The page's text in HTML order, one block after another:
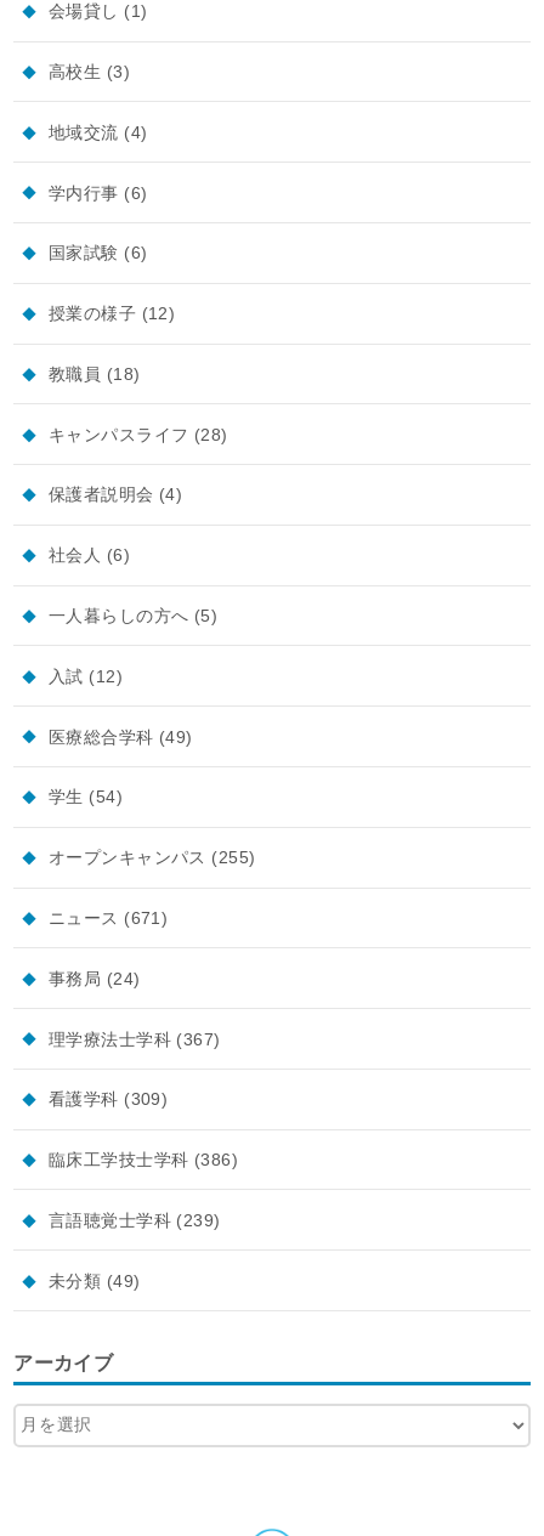
会場貸し (1)
高校生 (3)
地域交流 (4)
学内行事 (6)
国家試験 (6)
授業の様子 (12)
教職員 (18)
キャンパスライフ (28)
保護者説明会 (4)
社会人 (6)
一人暮らしの方へ (5)
入試 (12)
医療総合学科 (49)
学生 (54)
オープンキャンパス (255)
ニュース (671)
事務局 (24)
理学療法士学科 (367)
看護学科 (309)
臨床工学技士学科 (386)
言語聴覚士学科 (239)
未分類 (49)
アーカイブ